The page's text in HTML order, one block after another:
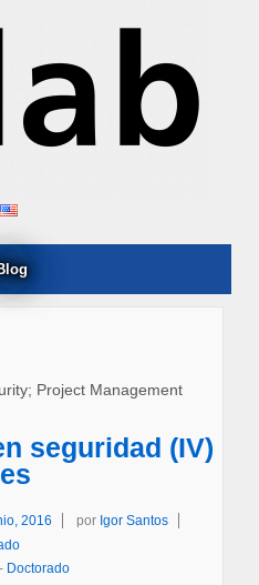
Project Management
seguridad (IV)
2016 por Igor Santos
Doctorado